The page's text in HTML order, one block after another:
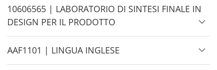
e
H
i
d
e
10606565 | LABORATORIO DI SINTESI FINALE IN
DESIGN PER IL PRODOTTO
H
i
AAF1101 | LINGUA INGLESE